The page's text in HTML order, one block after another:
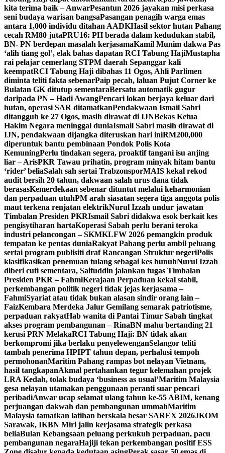
kita terima baik – AnwarPesantun 2026 jayakan misi perkasa
seni budaya warisan bangsaPasangan penagih warga emas
antara 1,000 individu ditahan AADKHasil sektor hutan Pahang
cecah RM80 jutaPRU16: PH berada dalam kedudukan stabil,
BN- PN berdepan masalah kerjasamaKamil Munim dakwa Pas
‘alih tiang gol’, elak bahas dapatan RCI Tabung HajiMustapha
rai pelajar cemerlang STPM daerah Sepanggar kali
keempatRCI Tabung Haji dibahas 11 Ogos, Ahli Parlimen
diminta teliti fakta sebenarPaip pecah, laluan Pujut Corner ke
Bulatan GK ditutup sementaraBersatu automatik gugur
daripada PN – Hadi AwangPencari lokan berjaya keluar dari
hutan, operasi SAR ditamatkanPendakwaan Ismail Sabri
ditangguh ke 27 Ogos, masih dirawat di IJNBekas Ketua
Hakim Negara meninggal duniaIsmail Sabri masih dirawat di
IJN, pendakwaan dijangka diteruskan hari iniRM200,000
diperuntuk bantu pembinaan Pondok Polis Kota
KemuningPerlu tindakan segera, proaktif tangani isu anjing
liar – ArisPKR Tawau prihatin, program minyak hitam bantu
‘rider’ beliaSalah sah sertai TrabzonsporMAIS kekal rekod
audit bersih 20 tahun, dakwaan salah urus dana tidak
berasasKemerdekaan sebenar dituntut melalui keharmonian
dan perpaduan utuhPM arah siasatan segera tiga anggota polis
maut terkena renjatan elektrikNurul Izzah undur jawatan
Timbalan Presiden PKRIsmail Sabri didakwa esok berkait kes
pengisytiharan hartaKoperasi Sabah perlu berani teroka
industri pelancongan – SKMKLFW 2026 pemangkin produk
tempatan ke pentas duniaRakyat Pahang perlu ambil peluang
sertai program publisiti draf Rancangan Struktur negeriPolis
klasifikasikan penemuan tulang sebagai kes bunuhNurul Izzah
diberi cuti sementara, Saifuddin jalankan tugas Timbalan
Presiden PKR – FahmiKerajaan Perpaduan kekal stabil,
perkembangan politik negeri tidak jejas kerjasama –
FahmiSyariat atau tidak bukan alasan sindir orang lain –
FaizKembara Merdeka Jalur Gemilang semarak patriotisme,
perpaduan rakyatHab wanita di Pantai Timur Sabah tingkat
akses program pembangunan – RinaBN mahu bertanding 21
kerusi PRN MelakaRCI Tabung Haji: BN tidak akan
berkompromi jika berlaku penyelewenganSelangor teliti
tambah penerima HPIPT tahun depan, perhalusi tempoh
permohonanMaritim Pahang rampas bot nelayan Vietnam,
hasil tangkapanAkmal pertahankan tegur kelemahan projek
LRA Kedah, tolak budaya ‘business as usual’Maritim Malaysia
gesa nelayan utamakan penggunaan peranti suar pencari
peribadiAnwar ucap selamat ulang tahun ke-55 ABIM, kenang
perjuangan dakwah dan pembangunan ummahMaritim
Malaysia tamatkan latihan berskala besar SAREX 2026JKOM
Sarawak, IKBN Miri jalin kerjasama strategik perkasa
beliaBulan Kebangsaan peluang perkukuh perpaduan, pacu
pembangunan negaraHajiji tekan perkembangan positif ESS